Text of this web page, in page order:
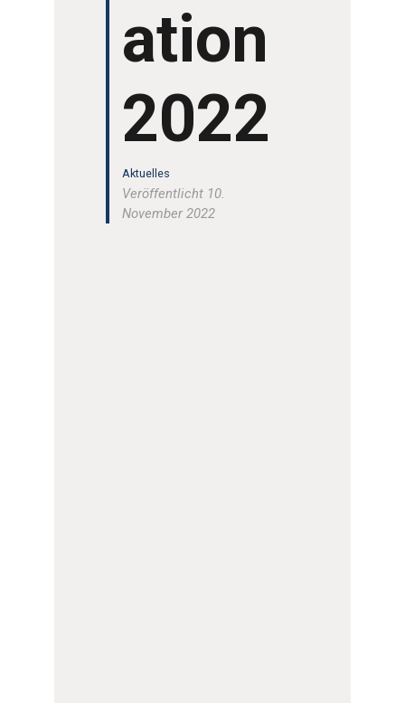
ation
2022
Aktuelles
Veröffentlicht 10.
November 2022